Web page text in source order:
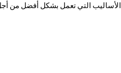
الأساليب التي تعمل بشكل أفضل من